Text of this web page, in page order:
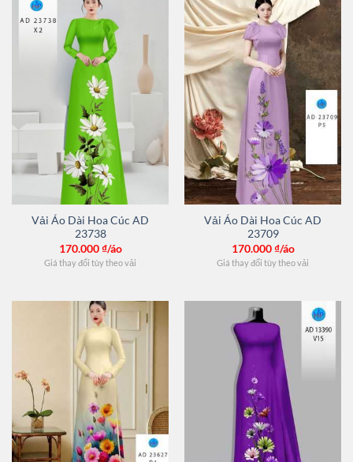
Vải Áo Dài Hoa Cúc AD
23738
170.000₫/áo
Giá thay đổi tùy theo vải
Vải Áo Dài Hoa Cúc AD
23709
170.000₫/áo
Giá thay đổi tùy theo vải